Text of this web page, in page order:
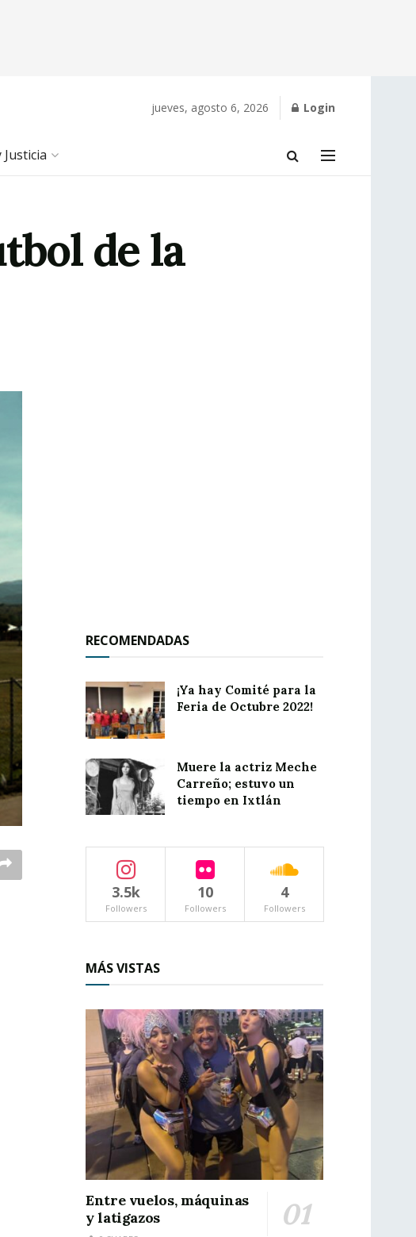
jueves, agosto 6, 2026 Login
Justicia
de la
RECOMENDADAS
¡Ya hay Comité para la
Feria de Octubre 2022!
Muere la actriz Meche
Carreño; estuvo un
tiempo en Ixtlán
3.5k
Followers
10
Followers
4
Followers
MÁS VISTAS
Entre vuelos, máquinas
y latigazos